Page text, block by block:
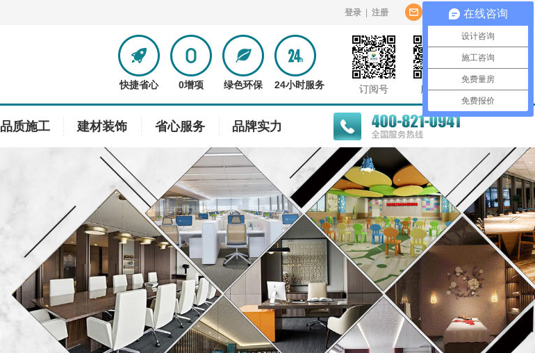
登录 注册 意见反馈
订阅号 服务号
快捷省心 0增项 绿色环保 24小时服务
品质施工 建材装饰 省心服务 品牌实力
在线咨询
设计咨询
施工咨询
免费量房
免费报价